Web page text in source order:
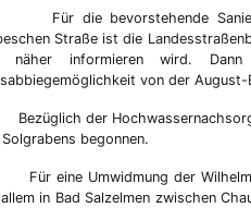
die bevorstehende
Straße ist die
näher informieren wird.
von der
der
begonnen.
eine Umwidmung der Wilhelm-
in Bad Salzelmen zwischen